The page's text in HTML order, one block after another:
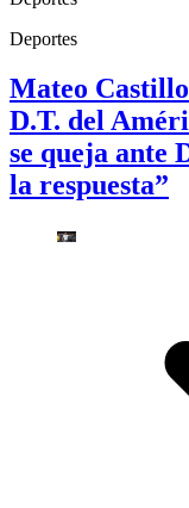
Deportes
Mateo
D.T. del
se queja ante
la respuesta”